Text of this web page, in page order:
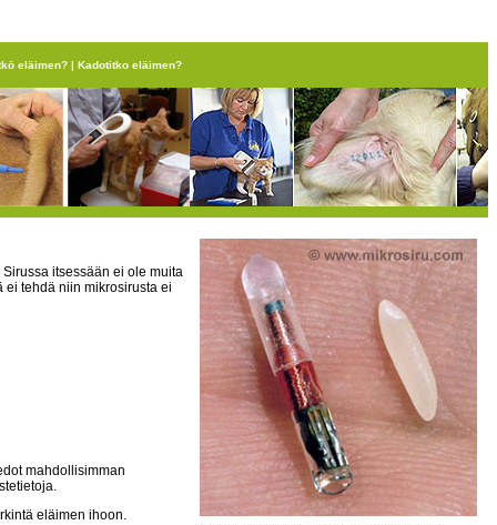
eläimen?| Kadotitko eläimen?
itsessään ei ole muita
ei tehdä niin mikrosirusta ei
mahdollisimman
eläimen ihoon.